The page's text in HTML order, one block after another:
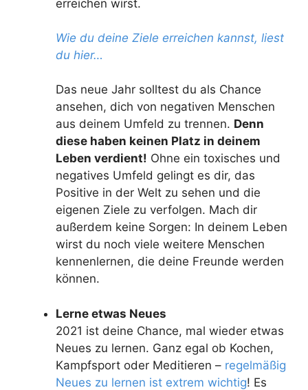
erreichen wirst.
Wie du deine Ziele erreichen kannst, liest
du hier…
Das neue Jahr solltest du als Chance
ansehen, dich von negativen Menschen
aus deinem Umfeld zu trennen. Denn
diese haben keinen Platz in deinem
Leben verdient! Ohne ein toxisches und
negatives Umfeld gelingt es dir, das
Positive in der Welt zu sehen und die
eigenen Ziele zu verfolgen. Mach dir
außerdem keine Sorgen: In deinem Leben
wirst du noch viele weitere Menschen
kennenlernen, die deine Freunde werden
können.
Lerne etwas Neues
2021 ist deine Chance, mal wieder etwas
Neues zu lernen. Ganz egal ob Kochen,
Kampfsport oder Meditieren – regelmäßig
Neues zu lernen ist extrem wichtig! Es